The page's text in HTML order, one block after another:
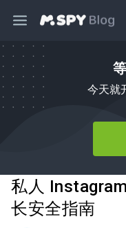
今天就
私人
长安全指南